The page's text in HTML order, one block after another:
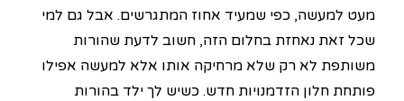
מעט למעשה, כפי שמעיד אחוז המתגרשים. אבל גם למי
שכל זאת נאחזת בחלום הזה, חשוב לדעת שהורות
משותפת לא רק שלא מרחיקה אותו אלא למעשה אפילו
פותחת חלון הזדמנויות חדש. כשיש לך ילד בהורות